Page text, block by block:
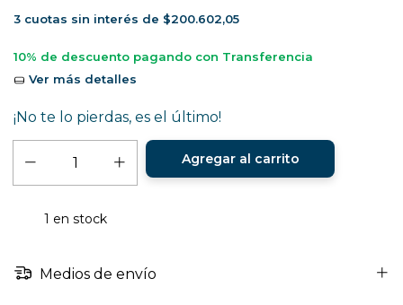
3 cuotas sin interés de $200.602,05
10% de descuento pagando con Transferencia
Ver más detalles
¡No te lo pierdas, es el último!
1 en stock
Medios de envío